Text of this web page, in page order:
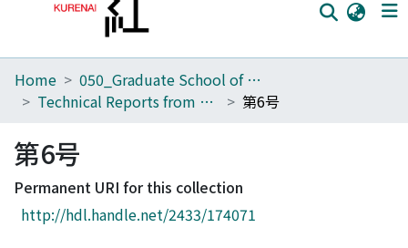
Home
Browse
Download Ranking
Access Statistics
Home
050_Graduate School of Science
Technical Reports from Kwasan and Hida Observatories Faculty of science, Kyoto University
第6号
第6号
Permanent URI for this collection
http://hdl.handle.net/2433/174071